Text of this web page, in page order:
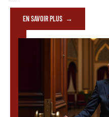
EN SAVOIR PLUS